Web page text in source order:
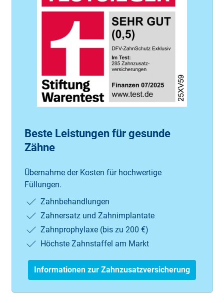
Beste Leistungen für gesunde
Zähne
Übernahme der Kosten für hochwertige
Füllungen.
Zahnbehandlungen
Zahnersatz und Zahnimplantate
Zahnprophylaxe (bis zu 200 €)
Höchste Zahnstaffel am Markt
Informationen zur Zahnzusatzversicherung